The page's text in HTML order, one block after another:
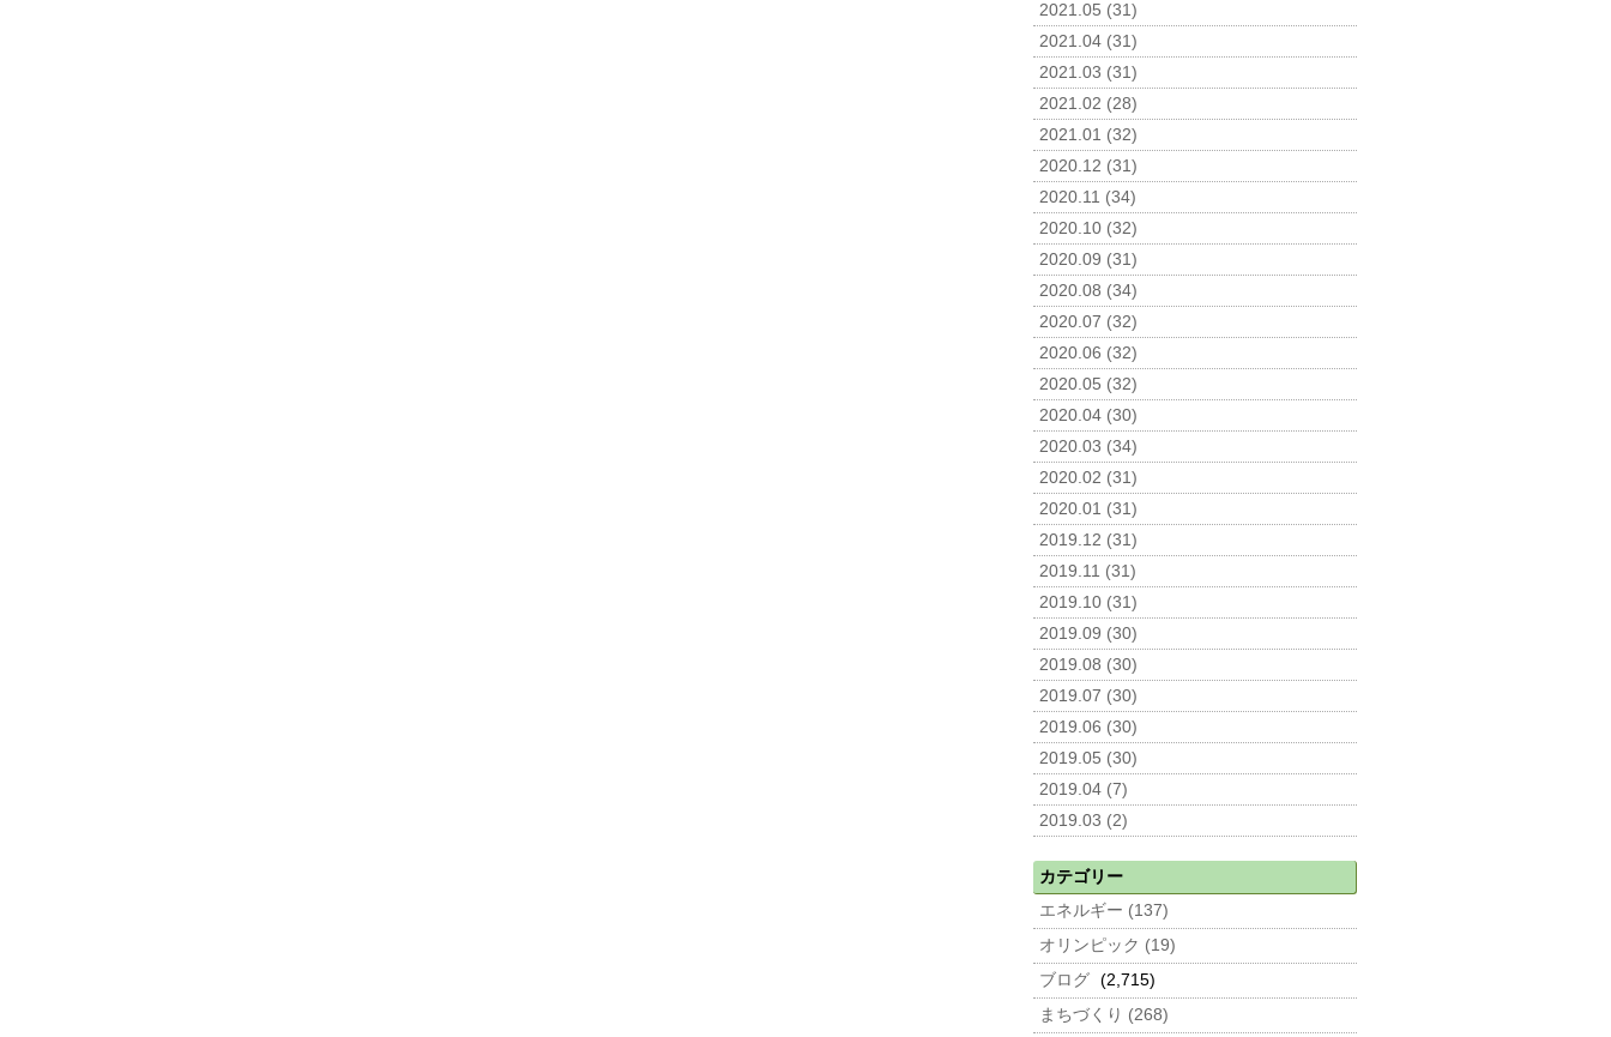
2021.05 (31)
2021.04 (31)
2021.03 (31)
2021.02 (28)
2021.01 (32)
2020.12 (31)
2020.11 (34)
2020.10 (32)
2020.09 (31)
2020.08 (34)
2020.07 (32)
2020.06 (32)
2020.05 (32)
2020.04 (30)
2020.03 (34)
2020.02 (31)
2020.01 (31)
2019.12 (31)
2019.11 (31)
2019.10 (31)
2019.09 (30)
2019.08 (30)
2019.07 (30)
2019.06 (30)
2019.05 (30)
2019.04 (7)
2019.03 (2)
カテゴリー
エネルギー (137)
オリンピック (19)
ブログ (2,715)
まちづくり (268)